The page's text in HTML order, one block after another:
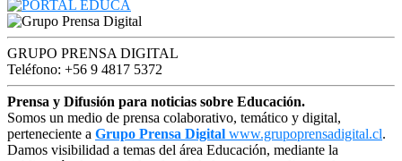
GRUPO PRENSA DIGITAL
Teléfono: +56 9 4817 5372
Prensa y Difusión para noticias sobre Educación.
Somos un medio de prensa colaborativo, temático y digital,
perteneciente a Grupo Prensa Digital www.grupoprensadigital.cl.
Damos visibilidad a temas del área Educación, mediante la